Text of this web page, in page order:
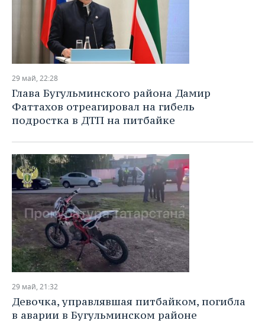
29 май, 22:28
Глава Бугульминского района Дамир
Фаттахов отреагировал на гибель
подростка в ДТП на питбайке
29 май, 21:32
Девочка, управлявшая питбайком, погибла
в аварии в Бугульминском районе